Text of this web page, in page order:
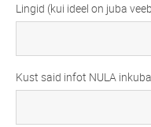
Lingid (kui ideel on juba
Kust said infot NULA